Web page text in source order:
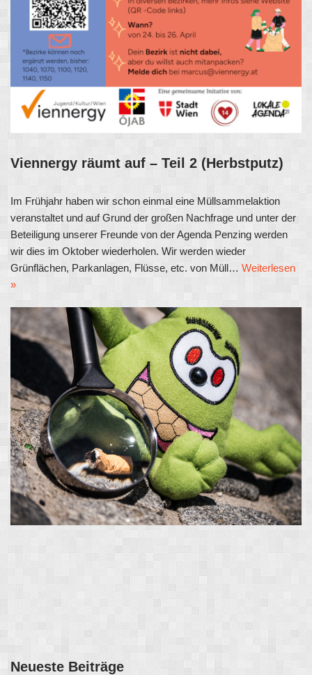
Viennergy räumt auf – Teil 2 (Herbstputz)
Im Frühjahr haben wir schon einmal eine Müllsammelaktion
veranstaltet und auf Grund der großen Nachfrage und unter der
Beteiligung unserer Freunde von der Agenda Penzing werden
wir dies im Oktober wiederholen. Wir werden wieder
Grünflächen, Parkanlagen, Flüsse, etc. von Müll… Weiterlesen
»
Neueste Beiträge